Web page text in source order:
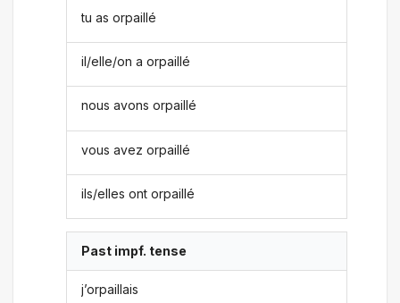
tu as orpaillé
il/elle/on a orpaillé
nous avons orpaillé
vous avez orpaillé
ils/elles ont orpaillé
Past impf. tense
j’orpaillais